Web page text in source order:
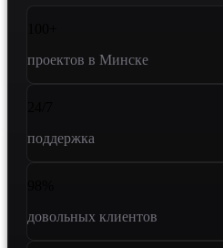
проектов в Минске
поддержка
довольных клиентов